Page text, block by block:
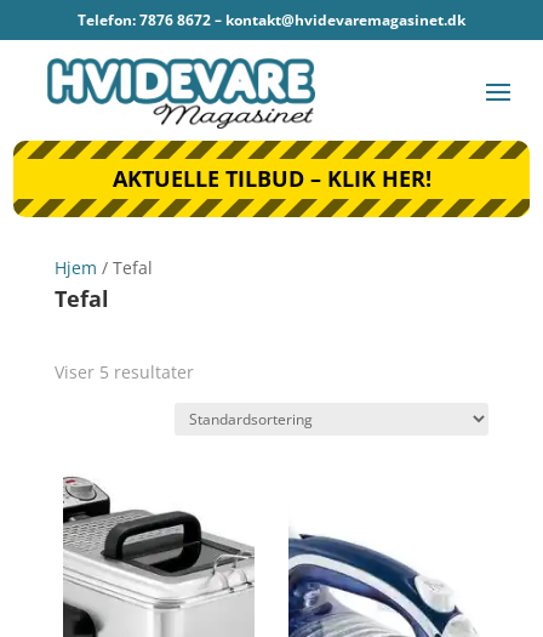
Telefon: 7876 8672 – kontakt@hvidevaremagasinet.dk
AKTUELLE TILBUD – KLIK HER!
Hjem / Tefal
Tefal
Viser 5 resultater